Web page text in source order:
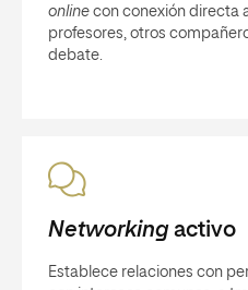
online con conexión directa
profesores, otros
debate.
Networkingactivo
Establece relaciones con